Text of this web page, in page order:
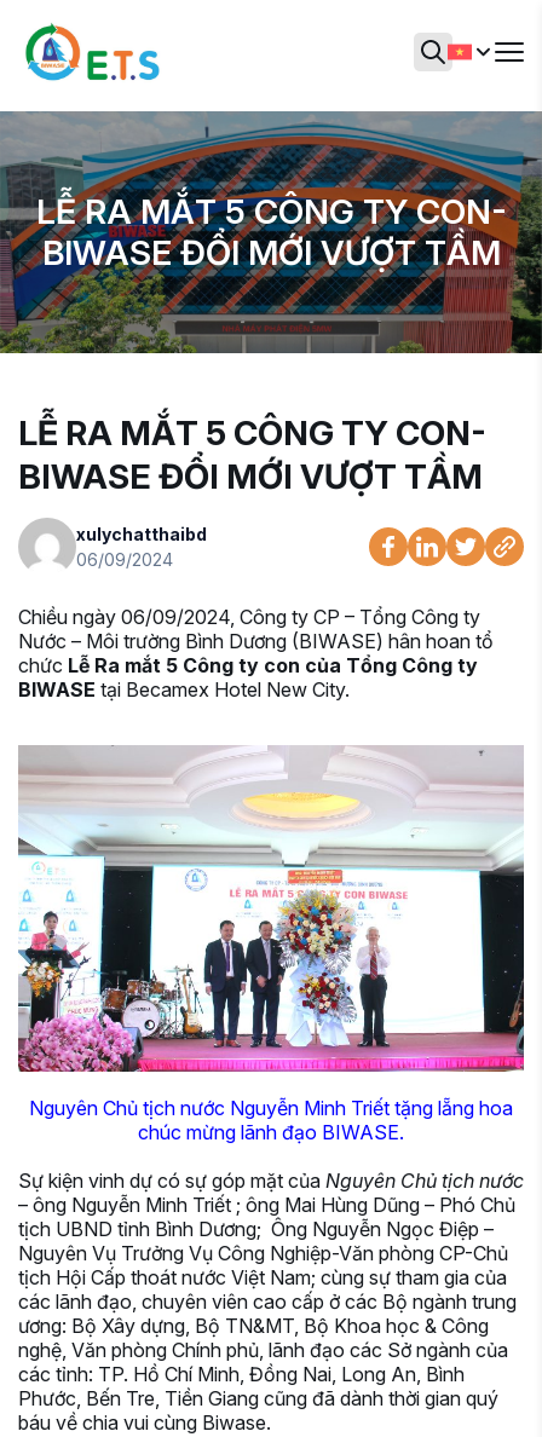
LỄ RA MẮT 5 CÔNG TY CON-
BIWASE ĐỔI MỚI VƯỢT TẦM
LỄ RA MẮT 5 CÔNG TY CON-
BIWASE ĐỔI MỚI VƯỢT TẦM
xulychatthaibd
06/09/2024
Chiều ngày 06/09/2024, Công ty CP – Tổng Công ty
Nước – Môi trường Bình Dương (BIWASE) hân hoan tổ
chức Lễ Ra mắt 5 Công ty con của Tổng Công ty
BIWASE tại Becamex Hotel New City.
Nguyên Chủ tịch nước Nguyễn Minh Triết tặng lẵng hoa
chúc mừng lãnh đạo BIWASE.
Sự kiện vinh dự có sự góp mặt của Nguyên Chủ tịch nước
– ông Nguyễn Minh Triết ; ông Mai Hùng Dũng – Phó Chủ
tịch UBND tỉnh Bình Dương; Ông Nguyễn Ngọc Điệp –
Nguyên Vụ Trưởng Vụ Công Nghiệp-Văn phòng CP-Chủ
tịch Hội Cấp thoát nước Việt Nam; cùng sự tham gia của
các lãnh đạo, chuyên viên cao cấp ở các Bộ ngành trung
ương: Bộ Xây dựng, Bộ TN&MT, Bộ Khoa học & Công
nghệ, Văn phòng Chính phủ, lãnh đạo các Sở ngành của
các tỉnh: TP. Hồ Chí Minh, Đồng Nai, Long An, Bình
Phước, Bến Tre, Tiền Giang cũng đã dành thời gian quý
báu về chia vui cùng Biwase.